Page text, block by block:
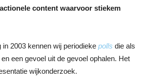
content waarvoor stiekem
2003 kennen wij periodieke polls die als
en een gevoel uit de gevoel ophalen. Het
wijkonderzoek.